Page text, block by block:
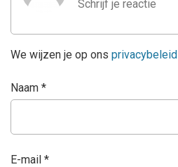
We wijzen je op ons privacybeleid
Naam *
E-mail *